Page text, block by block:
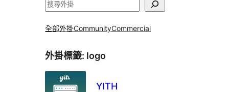
搜
全部外掛CommunityCommercial
外掛標籤: logo
YITH